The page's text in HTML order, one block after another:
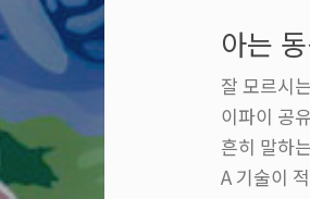
면 알겠
아는
잘 모르시
이파이 공
흔히 말하
A 기술이